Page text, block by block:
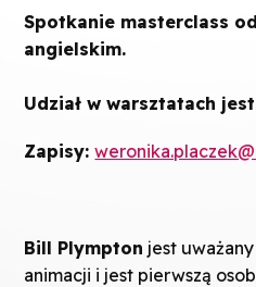
Spotkanie masterclass
angielskim.
Udział w warsztatach
Zapisy:
Bill Plympton jest
animacji i jest pierwszą